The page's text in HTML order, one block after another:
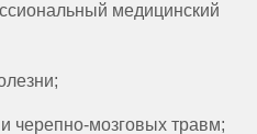
медицинский
черепно-мозговых травм;